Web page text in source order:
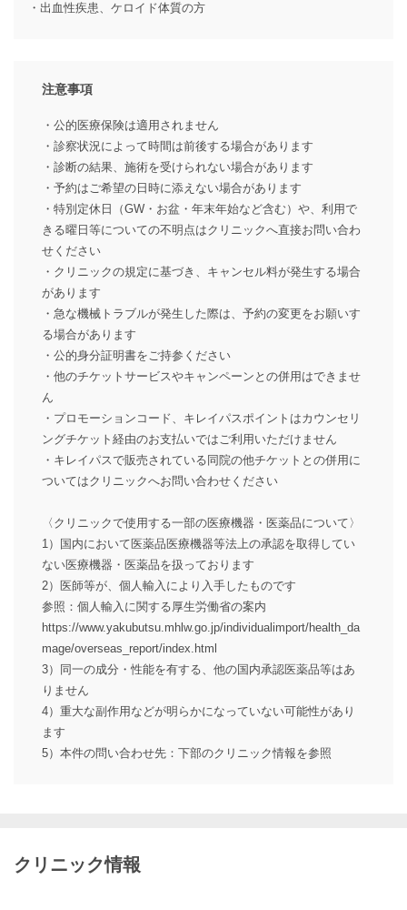
・出血性疾患、ケロイド体質の方
注意事項
・公的医療保険は適用されません
・診察状況によって時間は前後する場合があります
・診断の結果、施術を受けられない場合があります
・予約はご希望の日時に添えない場合があります
・特別定休日（GW・お盆・年末年始など含む）や、利用で
きる曜日等についての不明点はクリニックへ直接お問い合わ
せください
・クリニックの規定に基づき、キャンセル料が発生する場合
があります
・急な機械トラブルが発生した際は、予約の変更をお願いす
る場合があります
・公的身分証明書をご持参ください
・他のチケットサービスやキャンペーンとの併用はできませ
ん
・プロモーションコード、キレイパスポイントはカウンセリ
ングチケット経由のお支払いではご利用いただけません
・キレイパスで販売されている同院の他チケットとの併用に
ついてはクリニックへお問い合わせください
〈クリニックで使用する一部の医療機器・医薬品について〉
1）国内において医薬品医療機器等法上の承認を取得してい
ない医療機器・医薬品を扱っております
2）医師等が、個人輸入により入手したものです
参照：個人輸入に関する厚生労働省の案内
https://www.yakubutsu.mhlw.go.jp/individualimport/health_da
mage/overseas_report/index.html
3）同一の成分・性能を有する、他の国内承認医薬品等はあ
りません
4）重大な副作用などが明らかになっていない可能性があり
ます
5）本件の問い合わせ先：下部のクリニック情報を参照
クリニック情報